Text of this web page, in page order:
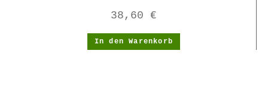
38,60 €
In den Warenkorb